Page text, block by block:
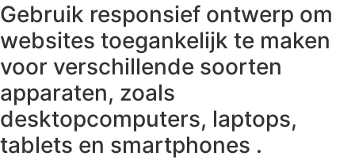
Gebruik responsief ontwerp om
websites toegankelijk te maken
voor verschillende soorten
apparaten, zoals
desktopcomputers, laptops,
tablets en smartphones .